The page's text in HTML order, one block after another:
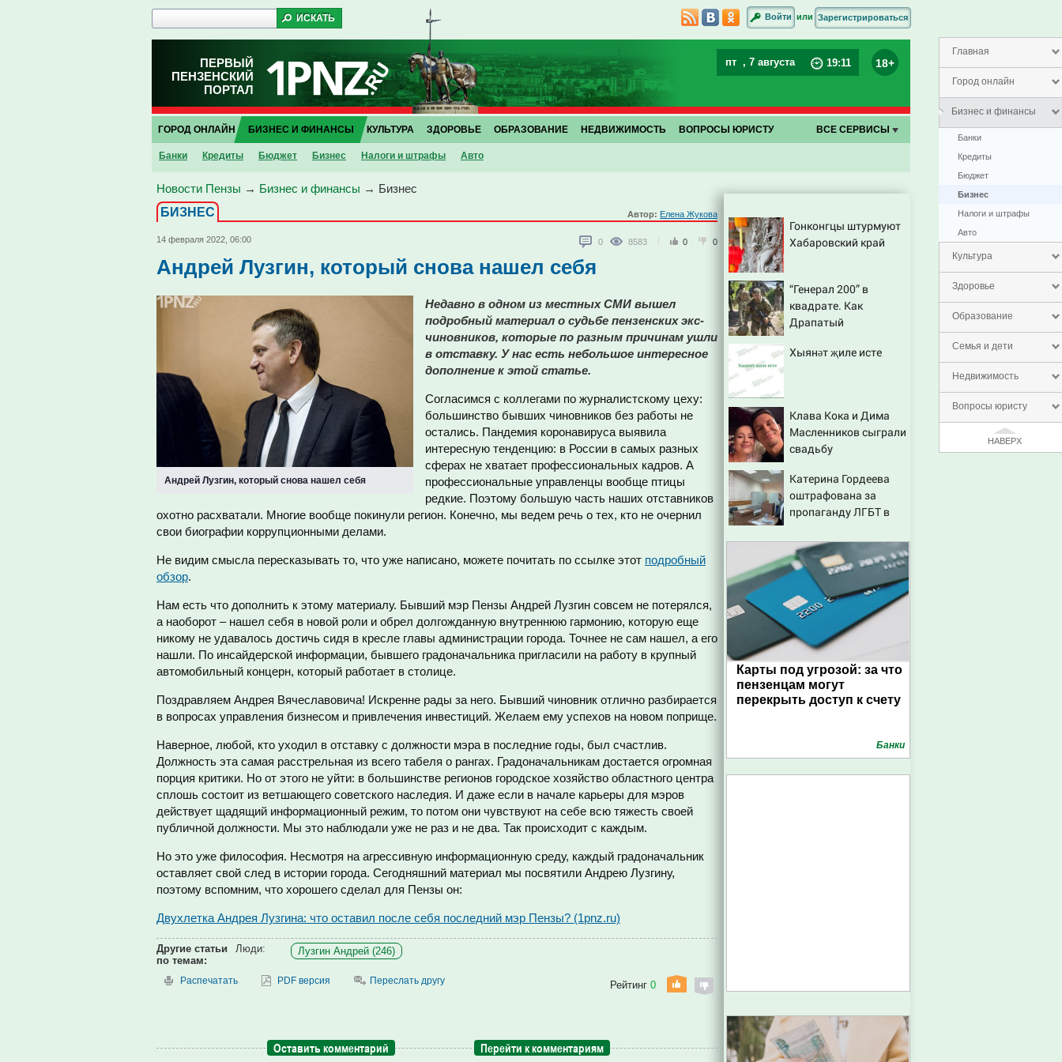
Главная
Город онлайн
Бизнес и финансы
Банки
Кредиты
Бюджет
Бизнес
Налоги и штрафы
Авто
Культура
Здоровье
Образование
Семья и дети
Недвижимость
Вопросы юристу
НАВЕРХ
Войти или Зарегистрироваться
ПЕРВЫЙ
ПЕНЗЕНСКИЙ
ПОРТАЛ
пт , 7 августа 19:11 18+
ГОРОД ОНЛАЙН БИЗНЕС И ФИНАНСЫ
Банки Кредиты Бюджет Бизнес Налоги и штрафы Авто
КУЛЬТУРА ЗДОРОВЬЕ ОБРАЗОВАНИЕ НЕДВИЖИМОСТЬ ВОПРОСЫ ЮРИСТУ ВСЕ СЕРВИСЫ
Новости Пензы → Бизнес и финансы → Бизнес
БИЗНЕС
Автор: Елена Жукова
14 февраля 2022, 06:00 0 8583 0 0
Андрей Лузгин, который снова нашел себя
Андрей Лузгин, который снова нашел себя
Недавно в одном из местных СМИ вышел
подробный материал о судьбе пензенских экс-
чиновников, которые по разным причинам ушли
в отставку. У нас есть небольшое интересное
дополнение к этой статье.
Согласимся с коллегами по журналистскому цеху:
большинство бывших чиновников без работы не
остались. Пандемия коронавируса выявила
интересную тенденцию: в России в самых разных
сферах не хватает профессиональных кадров. А
профессиональные управленцы вообще птицы
редкие. Поэтому большую часть наших отставников
охотно расхватали. Многие вообще покинули регион. Конечно, мы ведем речь о тех, кто не очернил
свои биографии коррупционными делами.
Не видим смысла пересказывать то, что уже написано, можете почитать по ссылке этот подробный
обзор.
Нам есть что дополнить к этому материалу. Бывший мэр Пензы Андрей Лузгин совсем не потерялся,
а наоборот – нашел себя в новой роли и обрел долгожданную внутреннюю гармонию, которую еще
никому не удавалось достичь сидя в кресле главы администрации города. Точнее не сам нашел, а его
нашли. По инсайдерской информации, бывшего градоначальника пригласили на работу в крупный
автомобильный концерн, который работает в столице.
Поздравляем Андрея Вячеславовича! Искренне рады за него. Бывший чиновник отлично разбирается
в вопросах управления бизнесом и привлечения инвестиций. Желаем ему успехов на новом поприще.
Наверное, любой, кто уходил в отставку с должности мэра в последние годы, был счастлив.
Должность эта самая расстрельная из всего табеля о рангах. Градоначальникам достается огромная
порция критики. Но от этого не уйти: в большинстве регионов городское хозяйство областного центра
сплошь состоит из ветшающего советского наследия. И даже если в начале карьеры для мэров
действует щадящий информационный режим, то потом они чувствуют на себе всю тяжесть своей
публичной должности. Мы это наблюдали уже не раз и не два. Так происходит с каждым.
Но это уже философия. Несмотря на агрессивную информационную среду, каждый градоначальник
оставляет свой след в истории города. Сегодняшний материал мы посвятили Андрею Лузгину,
поэтому вспомним, что хорошего сделал для Пензы он:
Двухлетка Андрея Лузгина: что оставил после себя последний мэр Пензы? (1pnz.ru)
Другие статьи
по темам:
Люди: Лузгин Андрей (246)
Распечатать PDF версия Переслать другу Рейтинг 0
Оставить комментарий Перейти к комментариям
Гонконгцы штурмуют
Хабаровский край
“Генерал 200” в
квадрате. Как
Драпатый
Хыянәт җиле исте
Клава Кока и Дима
Масленников сыграли
свадьбу
Катерина Гордеева
оштрафована за
пропаганду ЛГБТ в
на Вести.ru
Карты под угрозой: за что
пензенцам могут
перекрыть доступ к счету
Банки